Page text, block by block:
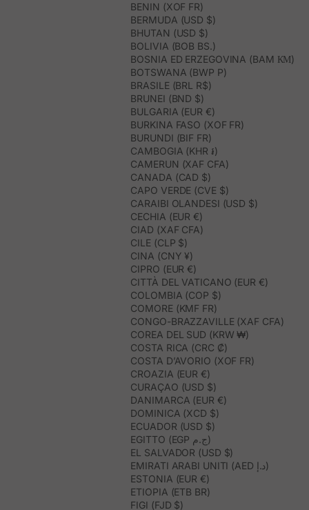
BENIN (XOF FR)
BERMUDA (USD $)
BHUTAN (USD $)
BOLIVIA (BOB BS.)
BOSNIA ED ERZEGOVINA (BAM КМ)
BOTSWANA (BWP P)
BRASILE (BRL R$)
BRUNEI (BND $)
BULGARIA (EUR €)
BURKINA FASO (XOF FR)
BURUNDI (BIF FR)
CAMBOGIA (KHR ៛)
CAMERUN (XAF CFA)
CANADA (CAD $)
CAPO VERDE (CVE $)
CARAIBI OLANDESI (USD $)
CECHIA (EUR €)
CIAD (XAF CFA)
CILE (CLP $)
CINA (CNY ¥)
CIPRO (EUR €)
CITTÀ DEL VATICANO (EUR €)
COLOMBIA (COP $)
COMORE (KMF FR)
CONGO-BRAZZAVILLE (XAF CFA)
COREA DEL SUD (KRW ₩)
COSTA RICA (CRC ₡)
COSTA D’AVORIO (XOF FR)
CROAZIA (EUR €)
CURAÇAO (USD $)
DANIMARCA (EUR €)
DOMINICA (XCD $)
ECUADOR (USD $)
EGITTO (EGP ج.م)
EL SALVADOR (USD $)
EMIRATI ARABI UNITI (AED د.إ)
ESTONIA (EUR €)
ETIOPIA (ETB BR)
FIGI (FJD $)